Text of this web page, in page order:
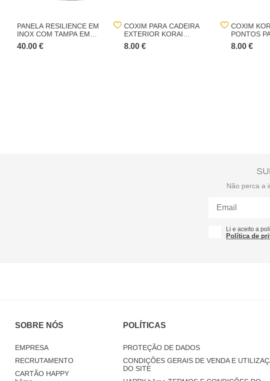
PANELA RESILIENCE EM
INOX COM TAMPA EM
VIDRO 24CM
40.00 €
COXIM PARA CADEIRA
EXTERIOR KORAI
40X40CM
8.00 €
COXIM KORAI
PONTOS
EXTERIOR
8.00 €
Não perca a
Li e aceito a
Política de
SOBRE NÓS
EMPRESA
RECRUTAMENTO
CARTÃO HAPPY
POLÍTICAS
PROTEÇÃO DE DADOS
CONDIÇÕES GERAIS DE VENDA E
DO SITE